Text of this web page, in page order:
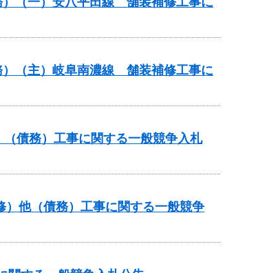
）（主）岐阜南濃線 舗装補修工事に
債務）工事に関する一般競争入札
他（債務）工事に関する一般競争